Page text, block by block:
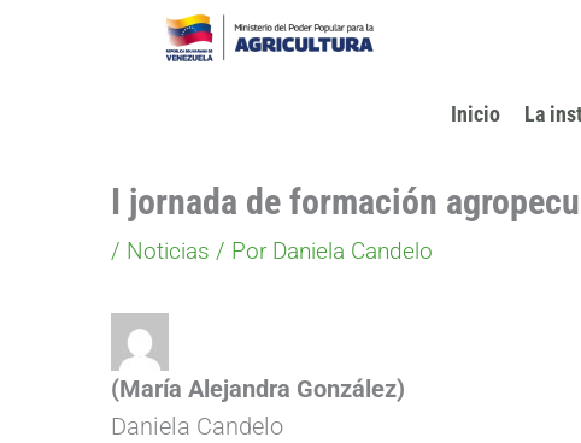
Inicio La
I jornada de formación
/ Noticias / Por Daniela Candelo
(María Alejandra González)
Daniela Candelo